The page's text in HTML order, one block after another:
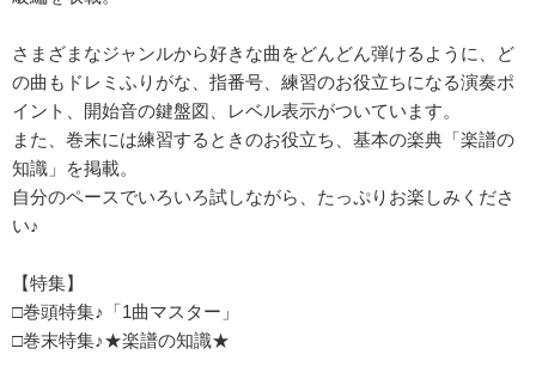
さまざまなジャンルから好きな曲をどんどん弾けるように、ど
の曲もドレミふりがな、指番号、練習のお役立ちになる演奏ポ
イント、開始音の鍵盤図、レベル表示がついています。
また、巻末には練習するときのお役立ち、基本の楽典「楽譜の
知識」を掲載。
自分のペースでいろいろ試しながら、たっぷりお楽しみくださ
い♪
【特集】
□巻頭特集♪「1曲マスター」
□巻末特集♪★楽譜の知識★